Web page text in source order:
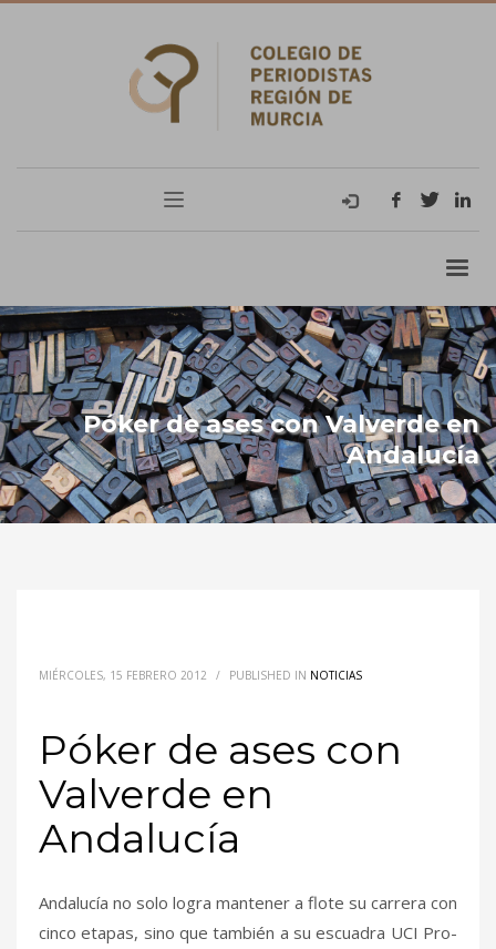
Póker de ases con Valverde en
Andalucía
MIÉRCOLES, 15 FEBRERO 2012 / PUBLISHED IN NOTICIAS
Póker de ases con
Valverde en
Andalucía
Andalucía no solo logra mantener a flote su carrera con
cinco etapas, sino que también a su escuadra UCI Pro-